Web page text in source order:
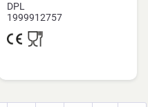
DPL
1999912757